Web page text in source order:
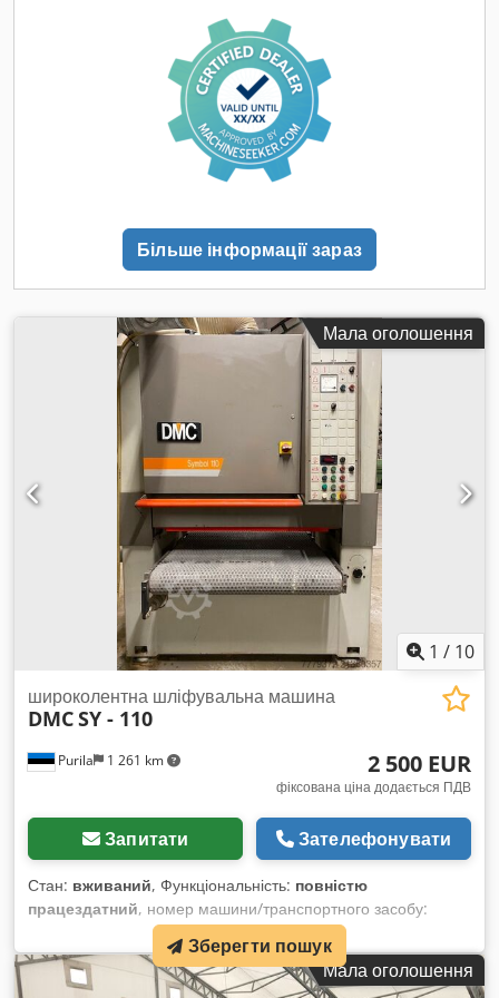
управлінням Секційний електронний шліфувальний башмак
"EPICS" на 46 секторів з міжцентровою відстанню 30 мм
Бар'єр зчитування 46 секторів Потужність двигуна: 15 кВт
Коливальні повітродувки Сатиновий ролик Scotch Brite
Діаметр: 150 мм Codpex Dm Tvefx Ac Djrf Потужність
двигуна: 3 кВт Діаметр патрубка витяжки: 160 мм Вакуумний
стіл Електронне управління HYDRA 35 Стиснене повітря: 8
бар Габаритні розміри змонтованого обладнання: 3200 x
3200 x 2300 x 2400 мм (В х Ш х Г) Вага: 4400 кг
Більше інформації зараз
Мала оголошення
1 / 10
Purila 1 261 km
широколентна шліфувальна машина
DMCSY - 110
2 500 EUR
фіксована ціна додається ПДВ
Запитати Зателефонувати
Стан: вживаний, Функціональність: повністю
працездатний, номер машини/транспортного засобу:
, Технічні дані: Робоча ширина: 1135 мм 1
комбінований блок Діаметр вала: 210 мм Codpfx Acjyn N
Dgo Dorf Максимальна висота оброблюваного матеріалу:
Мала оголошення
Зберегти пошук